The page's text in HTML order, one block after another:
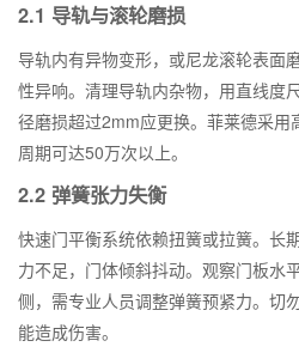
2.1 导轨与滚轮磨损
导轨内有异物变形，或尼龙滚轮表面
性异响。清理导轨内杂物，用直线度
径磨损超过2mm应更换。菲莱德采用
周期可达50万次以上。
2.2 弹簧张力失衡
快速门平衡系统依赖扭簧或拉簧。长
力不足，门体倾斜抖动。观察门板水
侧，需专业人员调整弹簧预紧力。切
能造成伤害。